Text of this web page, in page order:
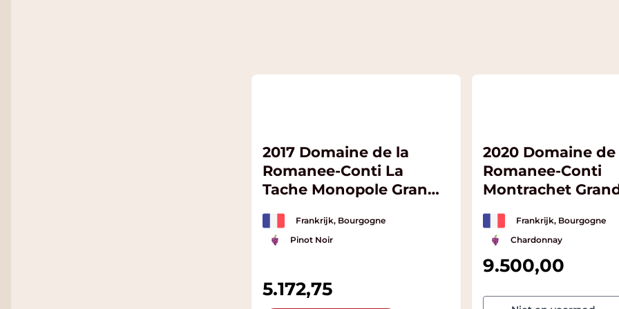
2017 Domaine de la
Romanee-Conti La
Tache Monopole Grand
Frankrijk, Bourgogne
Pinot Noir
5.172,75
2020 Domaine de
Romanee-Conti
Montrachet
Frankrijk, Bourgogne
Chardonnay
9.500,00